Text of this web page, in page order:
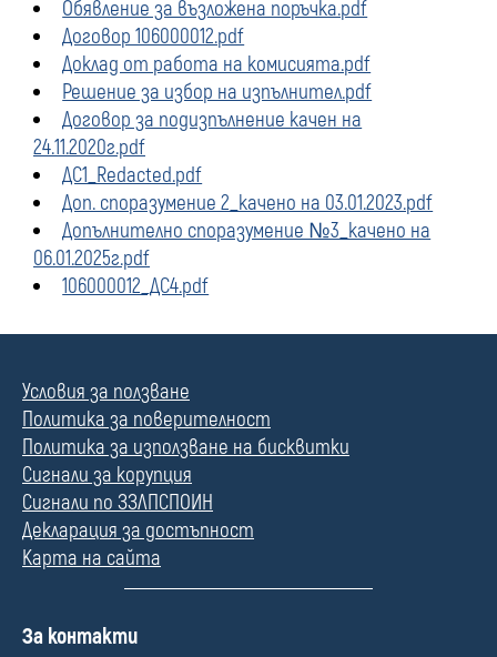
Обявление за възложена поръчка.pdf
Договор 106000012.pdf
Доклад от работа на комисията.pdf
Решение за избор на изпълнител.pdf
Договор за подизпълнение качен на
24.11.2020г.pdf
ДС1_Redacted.pdf
Доп. споразумение 2_качено на 03.01.2023.pdf
Допълнително споразумение №3_качено на
06.01.2025г.pdf
106000012_ДС4.pdf
Условия за ползване
Политика за поверителност
Политика за използване на бисквитки
Сигнали за корупция
Сигнали по ЗЗЛПСПОИН
Декларация за достъпност
Карта на сайта
П
За контакти